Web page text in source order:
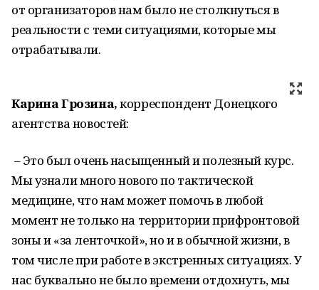
от организаторов нам было не столкнуться в
реальности с теми ситуациями, которые мы
отрабатывали.
Карина Грозина,корреспондент Донецкого
агентства новостей:
– Это был очень насыщенный и полезный курс.
Мы узнали много нового по тактической
медицине, что нам может помочь в любой
момент не только на территории прифронтовой
зоны и «за ленточкой», но и в обычной жизни, в
том числе при работе в экстренных ситуациях. У
нас буквально не было времени отдохнуть, мы